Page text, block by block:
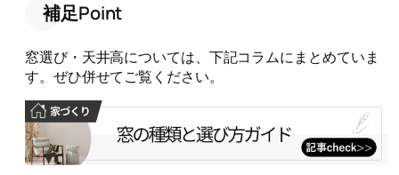
補足Point
窓選び・天井高については、下記コラムにまとめていま
す。ぜひ併せてご覧ください。